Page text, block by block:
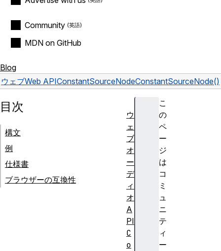
Community
MDN on GitHub
Blog
ウェブWeb APIConstantSourceNodeConstantSourceNode()
こ
の
ペ
ー
ジ
は
コ
ミ
ュ
ニ
テ
ィ
ー
目次
構文
例
仕様書
ブラウザーの互換性
ウ
ェ
ブ
オ
ー
デ
ィ
オ
A
PI
C
o